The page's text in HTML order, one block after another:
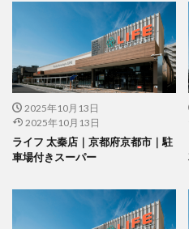
2025年10月13日
2025年10月13日
ライフ 太秦店｜京都府京都市｜駐
車場付きスーパー